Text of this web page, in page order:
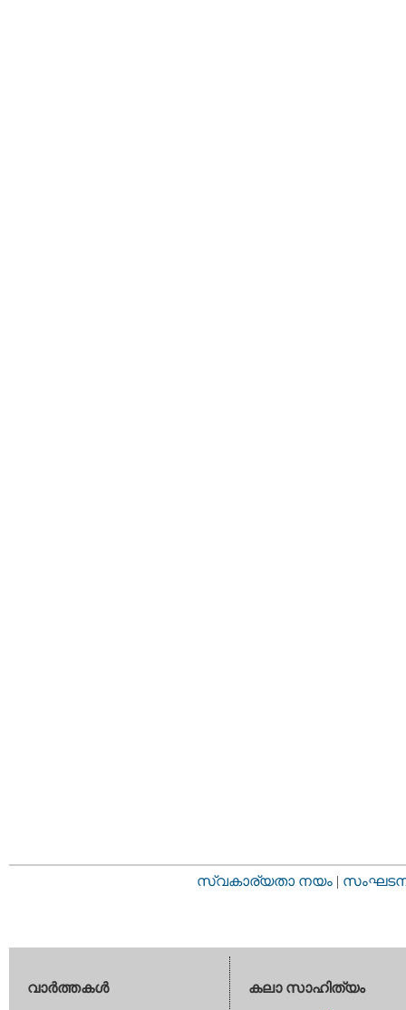
സ്വകാര്യതാ നയം |
വാര്‍ത്തകള്‍
കലാ സാഹിത്യം